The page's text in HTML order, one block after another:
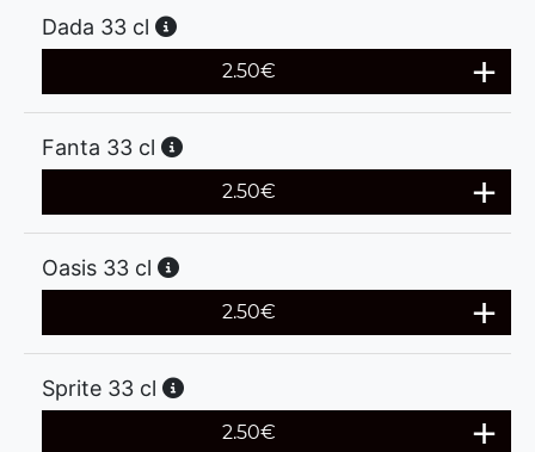
Dada 33 cl
2.50€
Fanta 33 cl
2.50€
Oasis 33 cl
2.50€
Sprite 33 cl
2.50€